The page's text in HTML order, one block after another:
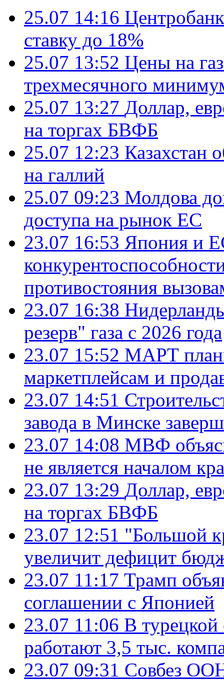
25.07 14:16
ставку до 18%
25.07 13:52 Цены на
трехмесячного
25.07 13:27 Доллар,
на торгах БВФБ
25.07 12:23 Казахстан
на галлий
25.07 09:23 Молдова
доступа на рынок ЕС
23.07 16:53 Япония и
противостояния
23.07 16:38
резерв" газа с 2026 года
23.07 15:52 МАРТ
маркетплейсам и
23.07 14:51
завода в Минске
23.07 14:08 МВФ
не является началом
23.07 13:29 Доллар,
на торгах БВФБ
23.07 12:51 "Большой
увеличит дефицит
23.07 11:17 Трамп
соглашении с Японией
23.07 11:06 В
работают 3,5 тыс.
23.07 09:31 Совбез